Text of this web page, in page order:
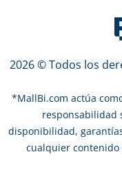
2026 © Todos los
*MallBi.com actúa
responsabilidad
disponibilidad,
cualquier